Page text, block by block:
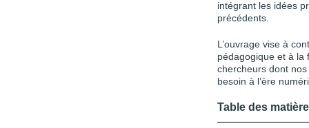
intégrant les idées
précédents.
L’ouvrage vise à
pédagogique et à la
chercheurs dont
besoin à l’ère
Table des